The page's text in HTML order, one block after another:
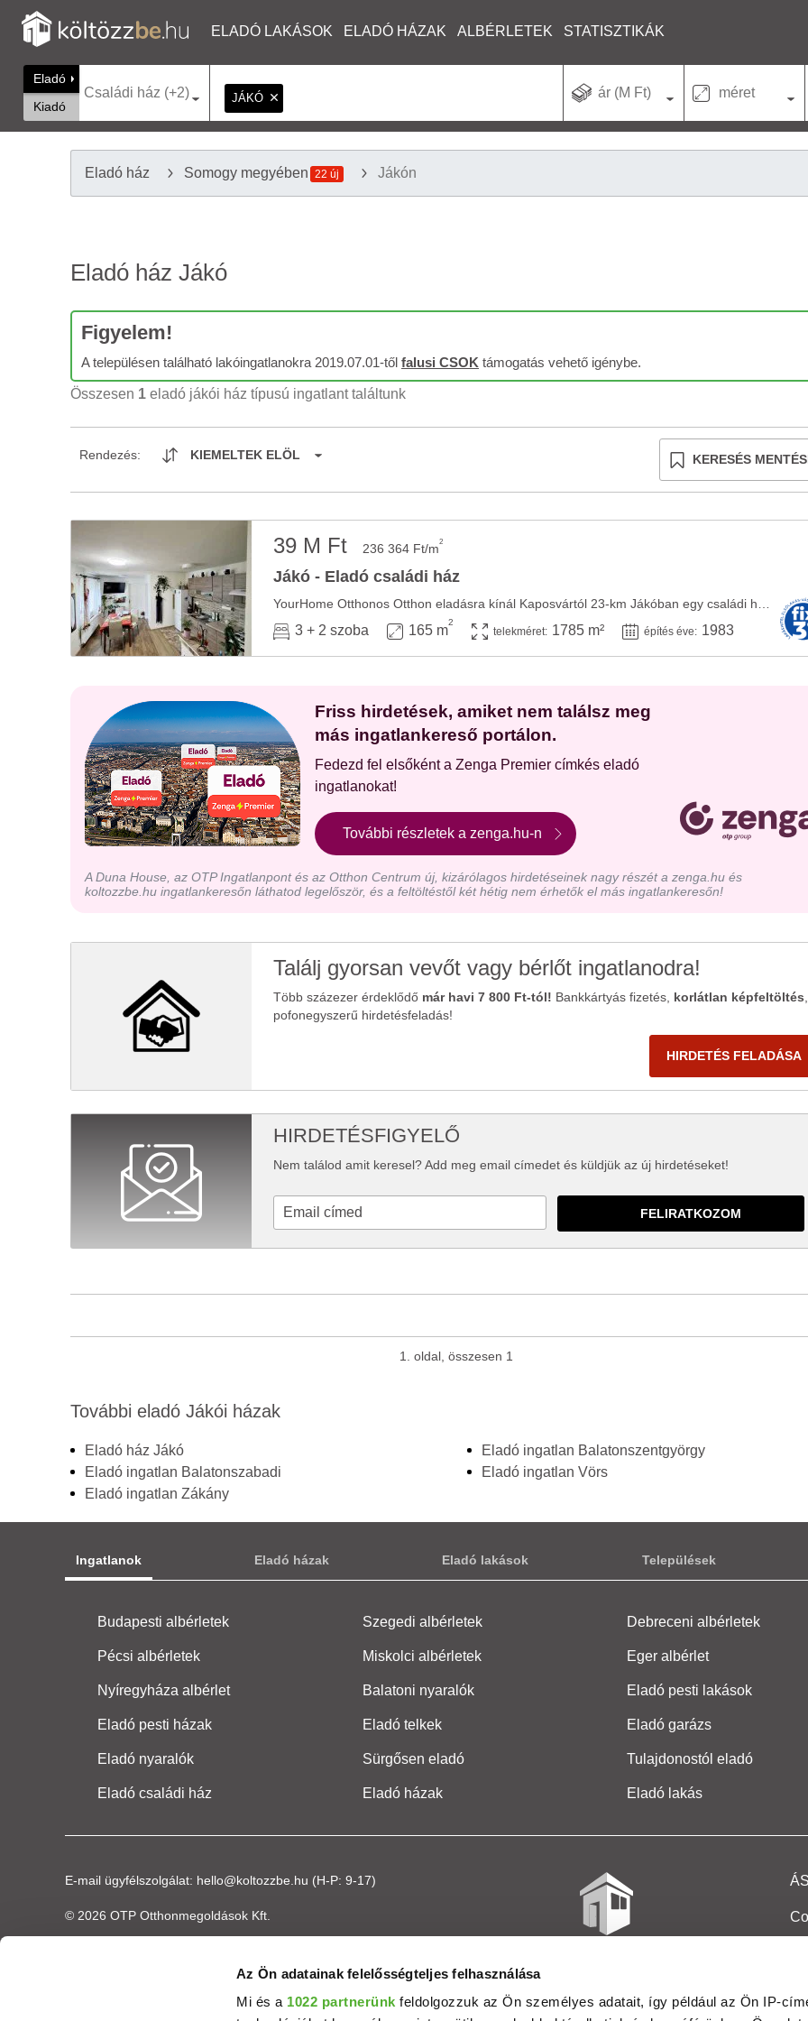
Az Ön adatainak felelősségteljes felhasználása
Mi és a 1022 partnerünk feldolgozzuk az Ön személyes adatait, így például az Ön IP-
ELADÓ LAKÁSOK ELADÓ HÁZAK ALBÉRLETEK STATISZTIKÁK
Eladó
Kiadó
Családi ház (+2) JÁKÓ ár (M Ft) méret
Eladó ház Somogy megyében 22 új Jákón
Eladó ház Jákó
Figyelem!
A településen található lakóingatlanokra 2019.07.01-től falusi CSOK támogatás vehető igénybe.
Összesen 1 eladó jákói ház típusú ingatlant találtunk
Rendezés: KIEMELTEK ELÖL KERESÉS
39 M Ft 236 364 Ft/m2
Jákó - Eladó családi ház
3 + 2 szoba 165 m
2
telekméret: 1785 m² építés éve: 1983
Friss hirdetések, amiket nem találsz meg
más ingatlankereső portálon.
Fedezd fel elsőként a Zenga Premier címkés eladó
ingatlanokat!
További részletek a zenga.hu-n
A Duna House, az OTP Ingatlanpont és az Otthon Centrum új, kizárólagos hirdetéseinek nagy részét a zenga.hu és
koltozzbe.hu ingatlankeresőn láthatod legelőször, és a feltöltéstől két hétig nem érhetők el más ingatlankeresőn!
Találj gyorsan vevőt vagy bérlőt ingatlanodra!
Több százezer érdeklődő már havi 7 800 Ft-tól! Bankkártyás fizetés, korlátlan képfeltöltés
pofonegyszerű hirdetésfeladás!
HIRDETÉS FELADÁSA
HIRDETÉSFIGYELŐ
Nem találod amit keresel? Add meg email címedet és küldjük az új hirdetéseket!
1. oldal, összesen 1
További eladó Jákói házak
Eladó ház Jákó
Eladó ingatlan Balatonszabadi
Eladó ingatlan Zákány
Eladó ingatlan Balatonszentgyörgy
Eladó ingatlan Vörs
Ingatlanok Eladó házak Eladó lakások Települések
Budapesti albérletek Szegedi albérletek Debreceni albérletek
Pécsi albérletek Miskolci albérletek Eger albérlet
Nyíregyháza albérlet Balatoni nyaralók Eladó pesti lakások
Eladó pesti házak Eladó telkek Eladó garázs
Eladó nyaralók Sürgősen eladó Tulajdonostól eladó
Eladó családi ház Eladó házak Eladó lakás
E-mail ügyfélszolgálat: hello@koltozzbe.hu (H-P: 9-17)
© 2026 OTP Otthonmegoldások Kft.